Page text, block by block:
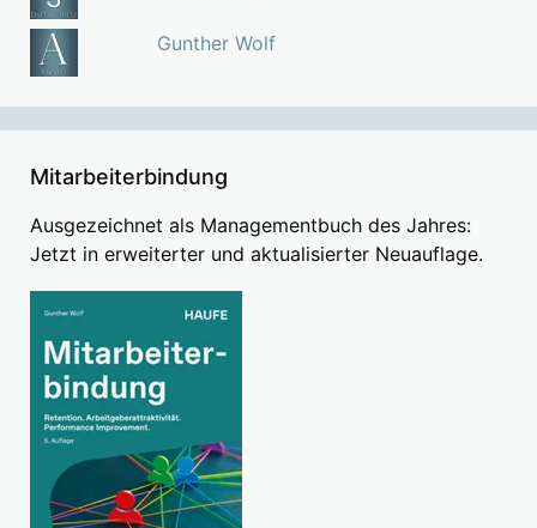
Gunther Wolf
Mitarbeiterbindung
Ausgezeichnet als Managementbuch des Jahres:
Jetzt in erweiterter und aktualisierter Neuauflage.